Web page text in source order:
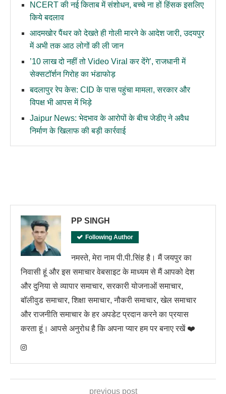
NCERT की नई किताब में संशोधन, बच्चे ना हों हिंसक इसलिए
किये बदलाव
आदमखोर पैंथर को देखते ही गोली मारने के आदेश जारी, उदयपुर
में अभी तक आठ लोगों की ली जान
’10 लाख दो नहीं तो Video Viral कर देंगे’, राजधानी में
सेक्सटॉर्शन गिरोह का भंडाफोड़
बदलापुर रेप केस: CID के पास पहुंचा मामला, सरकार और
विपक्ष भी आपस में भिड़े
Jaipur News: भेदभाव के आरोपों के बीच जेडीए ने अवैध
निर्माण के खिलाफ की बड़ी कार्रवाई
PP SINGH
Following Author
नमस्ते, मेरा नाम पी.पी.सिंह है। मैं जयपुर का
निवासी हूं और इस समाचार वेबसाइट के माध्यम से मैं आपको देश
और दुनिया से व्यापार समाचार, सरकारी योजनाओं समाचार,
बॉलीवुड समाचार, शिक्षा समाचार, नौकरी समाचार, खेल समाचार
और राजनीति समाचार के हर अपडेट प्रदान करने का प्रयास
करता हूं। आपसे अनुरोध है कि अपना प्यार हम पर बनाए रखें ❤️
previous post